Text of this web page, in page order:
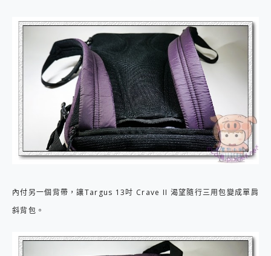
內付另一個背帶，讓Targus 13吋 Crave II 渴望隨行三用包變成單肩
斜背包。